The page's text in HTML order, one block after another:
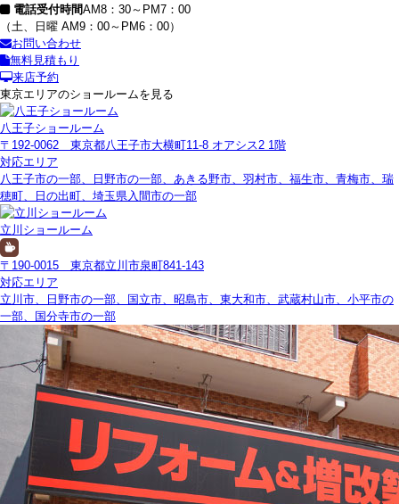
電話受付時間AM8：30～PM7：00
（土、日曜 AM9：00～PM6：00）
お問い合わせ
無料見積もり
来店予約
東京エリアのショールームを見る
八王子ショールーム
〒192-0062 東京都八王子市大横町11-8 オアシス2 1階
対応エリア
八王子市の一部、日野市の一部、あきる野市、羽村市、福生市、青梅市、瑞
穂町、日の出町、埼玉県入間市の一部
立川ショールーム
〒190-0015 東京都立川市泉町841-143
対応エリア
立川市、日野市の一部、国立市、昭島市、東大和市、武蔵村山市、 小平市の
一部、 国分寺市の一部